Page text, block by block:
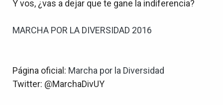
Y vos, ¿vas a dejar que te gane la indiferencia?
MARCHA POR LA DIVERSIDAD 2016
Página oficial: Marcha por la Diversidad
Twitter: @MarchaDivUY